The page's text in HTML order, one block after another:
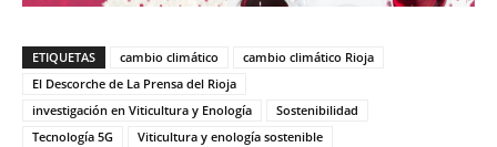
ETIQUETAS cambio climático
cambio climático Rioja
El Descorche de La Prensa del Rioja
investigación en Viticultura y Enología
Sostenibilidad
Tecnología 5G
Viticultura y enología sostenible